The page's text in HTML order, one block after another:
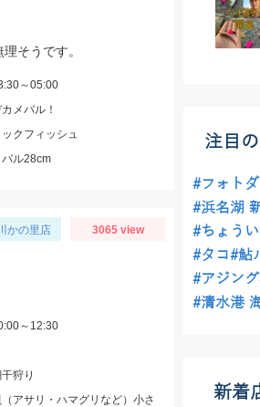
そうです。
～05:00
メバル！
ックフィッシュ
バル28cm
かの里店 3065 view
～12:30
狩り
（アサリ・ハマグリなど）小さ
注目
#フォト
#浜名湖
#ちょう
#タコ#鮎
#アジング
#清水港
新着